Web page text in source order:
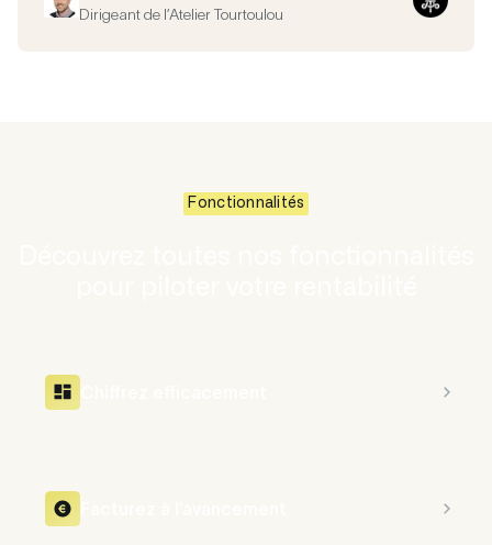
Dirigeant de l’Atelier Tourtoulou
Fonctionnalités